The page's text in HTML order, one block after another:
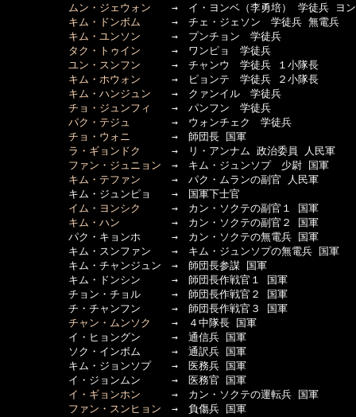
ムン・ジェウォン →　イ・ヨンベ（李勇培） 学徒兵 ヨン
キム・ドンボム →　チェ・ジェソン　学徒兵 無電兵
キム・ユンソン →　プンチョン　学徒兵
タク・トゥイン →　ワンピョ　学徒兵
ユン・スンフン →　チャンウ　学徒兵 １小隊長
キム・ホウォン →　ピョンテ　学徒兵 ２小隊長
キム・ハンジュン →　クァンイル　学徒兵
チョ・ジュンフィ
→　パンフン　学徒兵
パク・テジュ
→　ウォンチェク　学徒兵
チョ・ウォニ →　師団長 国軍
ラ・ギョンドク
→　リ・アンナム 政治委員 人民軍
ファン・ジュニョン →　キム・ジュンソプ　少尉 国軍
キム・テファン →　パク・ムランの副官 人民軍
キム・ジュンピョ　　→　国軍下士官
イム・ヨンシク
→　カン・ソクテの副官１ 国軍
キム・ハン →　カン・ソクテの副官２ 国軍
パク・キョンホ　　　→　カン・ソクテの無電兵 国軍
キム・スンファン　　→　キム・ジュンソプの無電兵 国軍
キム・チャンジュン　→　師団長参謀 国軍
キム・ドンシン　　　→　師団長作戦官１ 国軍
チョン・チョル　　　→　師団長作戦官２ 国軍
チ・チャンフン　　　→　師団長作戦官３ 国軍
チャン・ムンソク
→　４中隊長 国軍
イ・ヒョングン　　　→　通信兵 国軍
ソク・インボム　　　→　通訳兵 国軍
キム・ジョンソプ　　→　医務兵 国軍
イ・ジョンムン　　　→　医務官 国軍
イ・ギョンホン →　カン・ソクテの運転兵 国軍
ファン・スンヒョン →　負傷兵 国軍